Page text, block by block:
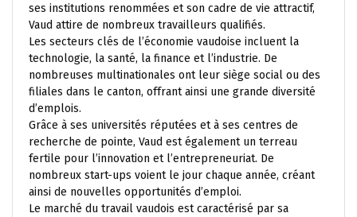
ses institutions renommées et son cadre de vie attractif,
Vaud attire de nombreux travailleurs qualifiés.
Les secteurs clés de l’économie vaudoise incluent la
technologie, la santé, la finance et l’industrie. De
nombreuses multinationales ont leur siège social ou des
filiales dans le canton, offrant ainsi une grande diversité
d’emplois.
Grâce à ses universités réputées et à ses centres de
recherche de pointe, Vaud est également un terreau
fertile pour l’innovation et l’entrepreneuriat. De
nombreux start-ups voient le jour chaque année, créant
ainsi de nouvelles opportunités d’emploi.
Le marché du travail vaudois est caractérisé par sa